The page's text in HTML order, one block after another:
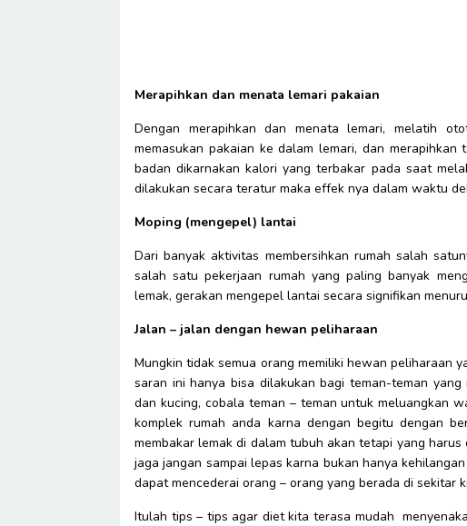
Merapihkan dan menata lemari pakaian
Dengan merapihkan dan menata lemari, melatih
memasukan pakaian ke dalam lemari, dan
badan dikarnakan kalori yang terbakar pada saat
dilakukan secara teratur maka effek nya dalam waktu
Moping (mengepel) lantai
Dari banyak aktivitas membersihkan rumah salah
salah satu pekerjaan rumah yang paling banyak
lemak, gerakan mengepel lantai secara signifikan
Jalan – jalan dengan hewan peliharaan
Mungkin tidak semua orang memiliki hewan peliharaan
saran ini hanya bisa dilakukan bagi teman-teman
dan kucing, cobala teman – teman untuk meluangkan
komplek rumah anda karna dengan begitu dengan
membakar lemak di dalam tubuh akan tetapi yang
jaga jangan sampai lepas karna bukan hanya
dapat mencederai orang – orang yang berada di sekitar
Itulah tips – tips agar diet kita terasa mudah